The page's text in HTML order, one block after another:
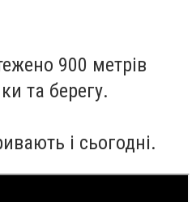
900 метрів
та берегу.
і сьогодні.